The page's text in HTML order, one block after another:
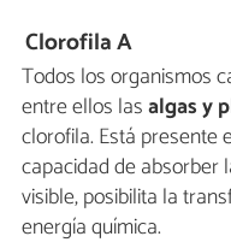
Clorofila A
Todos los organismos
entre ellos lasalgas y
clorofila. Está presente
capacidad de absorber
visible, posibilita la
energía química.